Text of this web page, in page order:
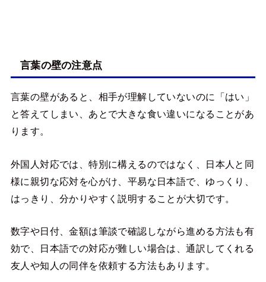
言葉の壁の注意点
言葉の壁があると、相手が理解していないのに「はい」
と答えてしまい、あとで大きな食い違いになることがあ
ります。
外国人対応では、特別に構えるのではなく、日本人と同
様に親切な応対を心がけ、平易な日本語で、ゆっくり、
はっきり、分かりやすく説明することが大切です。
数字や日付、金額は筆談で確認しながら進める方法も有
効で、日本語での対応が難しい場合は、通訳してくれる
友人や知人の同伴を依頼する方法もあります。